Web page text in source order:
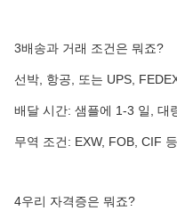
3배송과 거래 조건은 뭐죠?
선박, 항공, 또는 UPS,
배달 시간: 샘플에 1-3 일, 대
무역 조건: EXW, FOB, CIF 등
4우리 자격증은 뭐죠?